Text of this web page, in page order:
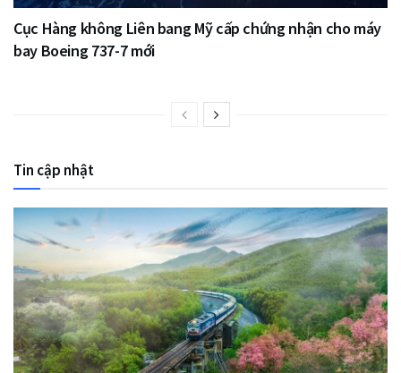
Cục Hàng không Liên bang Mỹ cấp chứng nhận cho máy
bay Boeing 737-7 mới
Tin cập nhật